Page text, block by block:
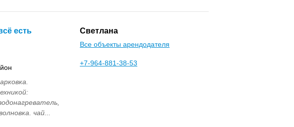
есть
чай...
Светлана
Все объекты арендодателя
+7-964-881-38-53